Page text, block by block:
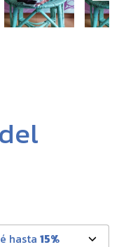
hasta 15%